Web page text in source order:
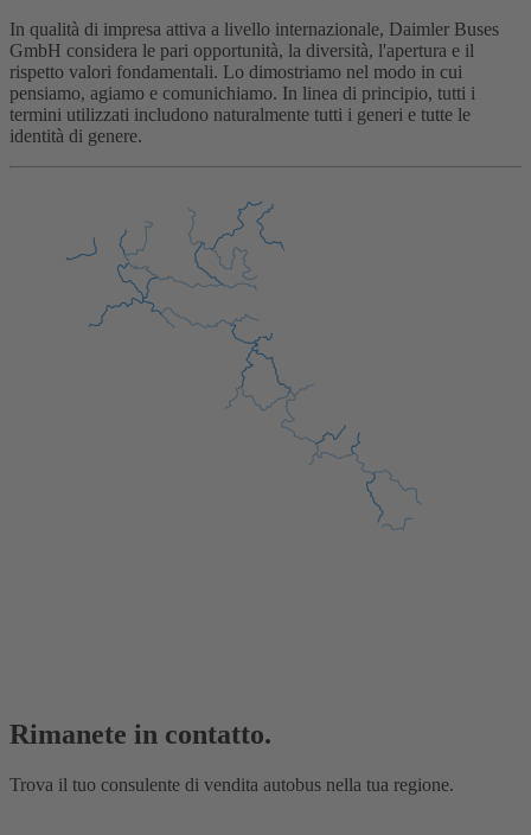
In qualità di impresa attiva a livello internazionale, Daimler Buses
GmbH considera le pari opportunità, la diversità, l'apertura e il
rispetto valori fondamentali. Lo dimostriamo nel modo in cui
pensiamo, agiamo e comunichiamo. In linea di principio, tutti i
termini utilizzati includono naturalmente tutti i generi e tutte le
identità di genere.
Rimanete in contatto.
Trova il tuo consulente di vendita autobus nella tua regione.